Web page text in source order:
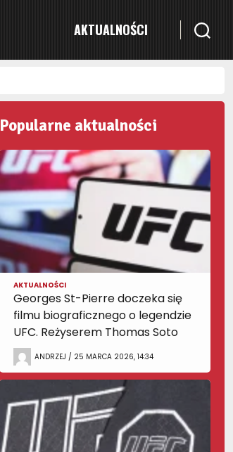
AKTUALNOŚCI
Popularne aktualności
AKTUALNOŚCI
Georges St-Pierre doczeka się
filmu biograficznego o legendzie
UFC. Reżyserem Thomas Soto
ANDRZEJ / 25 MARCA 2026, 14:34